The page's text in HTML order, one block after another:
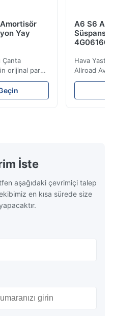
Yay
Çanta
orijinal parça
Yay ve
Pozisyon:
A6 S6 A7
Hava
Allroad
İste
aşağıdaki çevrimiçi talep
en kısa sürede size